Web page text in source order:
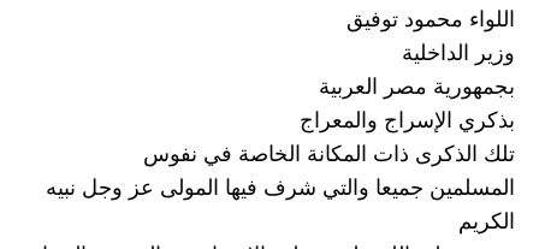
اللواء محمود توفيق
وزير الداخلية
بجمهورية مصر العربية
بذكري الإسراج والمعراج
تلك الذكرى ذات المكانة الخاصة في نفوس
الكريم